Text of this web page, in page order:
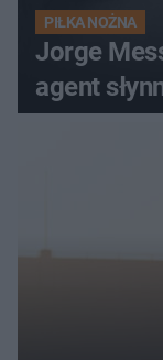
PIŁKA NOŻNA
Jorge
agent